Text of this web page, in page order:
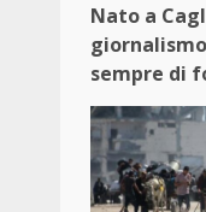
Nato a
sempre di